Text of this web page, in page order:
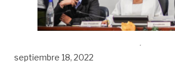
septiembre 18, 2022